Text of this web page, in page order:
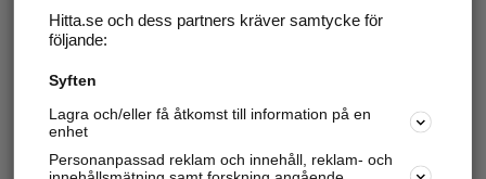
Hitta.se och dess partners kräver samtycke för
följande:
Syften
Lagra och/eller få åtkomst till information på en
enhet
Personanpassad reklam och innehåll, reklam- och